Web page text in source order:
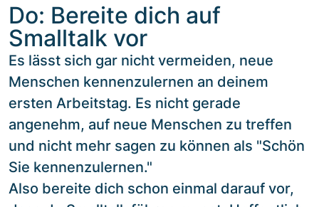
Do: Bereite dich auf
Smalltalk vor
Es lässt sich gar nicht vermeiden, neue
Menschen kennenzulernen an deinem
ersten Arbeitstag. Es nicht gerade
angenehm, auf neue Menschen zu treffen
und nicht mehr sagen zu können als "Schön
Sie kennenzulernen."
Also bereite dich schon einmal darauf vor,